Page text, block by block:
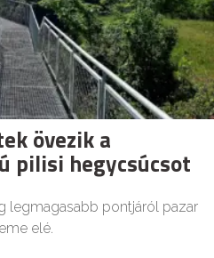
övezik a
pilisi hegycsúcsot
legmagasabb pontjáról pazar
elé.